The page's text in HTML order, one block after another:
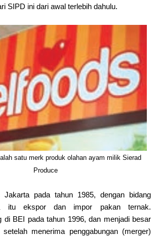
SIPD ini dari awal terlebih dahulu.
satu merk produk olahan ayam milik Sierad
Produce
Jakarta pada tahun 1985, dengan bidang
itu ekspor dan impor pakan ternak.
di BEI pada tahun 1996, dan menjadi besar
menerima penggabungan (merger)